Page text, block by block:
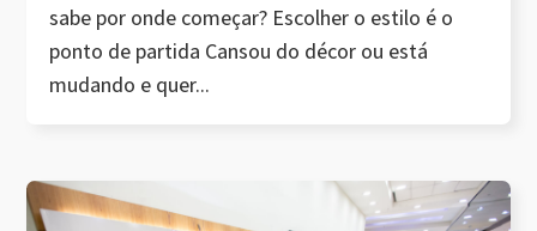
sabe por onde começar? Escolher o estilo é o
ponto de partida Cansou do décor ou está
mudando e quer...